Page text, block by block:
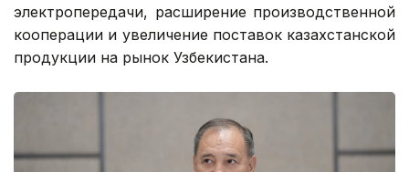
электропередачи, расширение производственной
кооперации и увеличение поставок казахстанской
продукции на рынок Узбекистана.